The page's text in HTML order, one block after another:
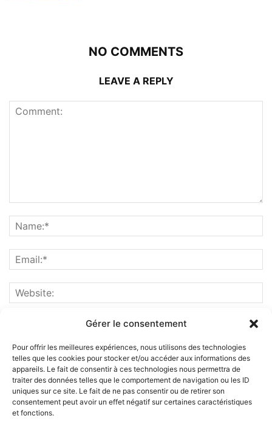
Gérer le consentement
Pour offrir les meilleures expériences, nous utilisons des technologies
telles que les cookies pour stocker et/ou accéder aux informations des
appareils. Le fait de consentir à ces technologies nous permettra de
traiter des données telles que le comportement de navigation ou les ID
uniques sur ce site. Le fait de ne pas consentir ou de retirer son
consentement peut avoir un effet négatif sur certaines caractéristiques
et fonctions.
NO COMMENTS
LEAVE A REPLY